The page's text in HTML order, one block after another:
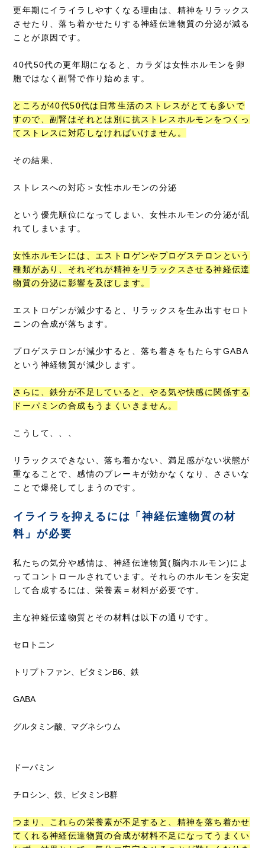
更年期にイライラしやすくなる理由は、精神をリラックス
させたり、落ち着かせたりする神経伝達物質の分泌が減る
ことが原因です。
40代50代の更年期になると、カラダは女性ホルモンを卵
胞ではなく副腎で作り始めます。
ところが40代50代は日常生活のストレスがとても多いで
すので、副腎はそれとは別に抗ストレスホルモンをつくっ
てストレスに対応しなければいけません。
その結果、
ストレスへの対応＞女性ホルモンの分泌
という優先順位になってしまい、女性ホルモンの分泌が乱
れてしまいます。
女性ホルモンには、エストロゲンやプロゲステロンという
種類があり、それぞれが精神をリラックスさせる神経伝達
物質の分泌に影響を及ぼします。
エストロゲンが減少すると、リラックスを生み出すセロト
ニンの合成が落ちます。
プロゲステロンが減少すると、落ち着きをもたらすGABA
という神経物質が減少します。
さらに、鉄分が不足していると、やる気や快感に関係する
ドーパミンの合成もうまくいきません。
こうして、、、
リラックスできない、落ち着かない、満足感がない状態が
重なることで、感情のブレーキが効かなくなり、ささいな
ことで爆発してしまうのです。
イライラを抑えるには「神経伝達物質の材
料」が必要
私たちの気分や感情は、神経伝達物質(脳内ホルモン)によ
ってコントロールされています。それらのホルモンを安定
して合成するには、栄養素＝材料が必要です。
主な神経伝達物質とその材料は以下の通りです。
セロトニン
トリプトファン、ビタミンB6、鉄
GABA
グルタミン酸、マグネシウム
ドーパミン
チロシン、鉄、ビタミンB群
つまり、これらの栄養素が不足すると、精神を落ち着かせ
てくれる神経伝達物質の合成が材料不足になってうまくい